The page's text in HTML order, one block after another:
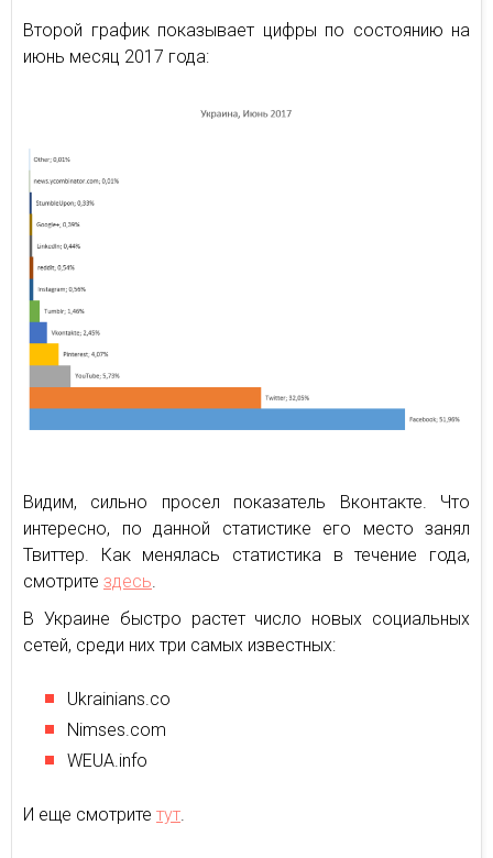
Второй график показывает цифры по состоянию на
июнь месяц 2017 года:
Видим, сильно просел показатель Вконтакте. Что
интересно, по данной статистике его место занял
Твиттер. Как менялась статистика в течение года,
смотрите здесь.
В Украине быстро растет число новых социальных
сетей, среди них три самых известных:
Ukrainians.co
Nimses.com
WEUA.info
И еще смотрите тут.